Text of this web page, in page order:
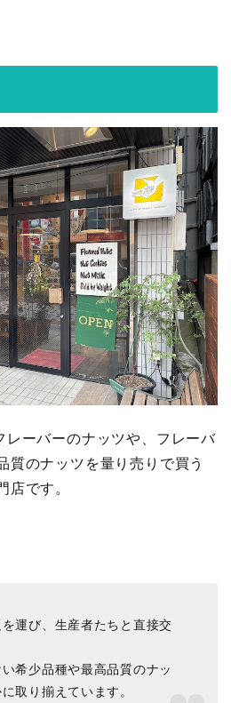
ーバーのナッツや、フレーバ
質のナッツを量り売りで買う
店です。
運び、生産者たちと直接交
希少品種や最高品質のナッ
取り揃えています。